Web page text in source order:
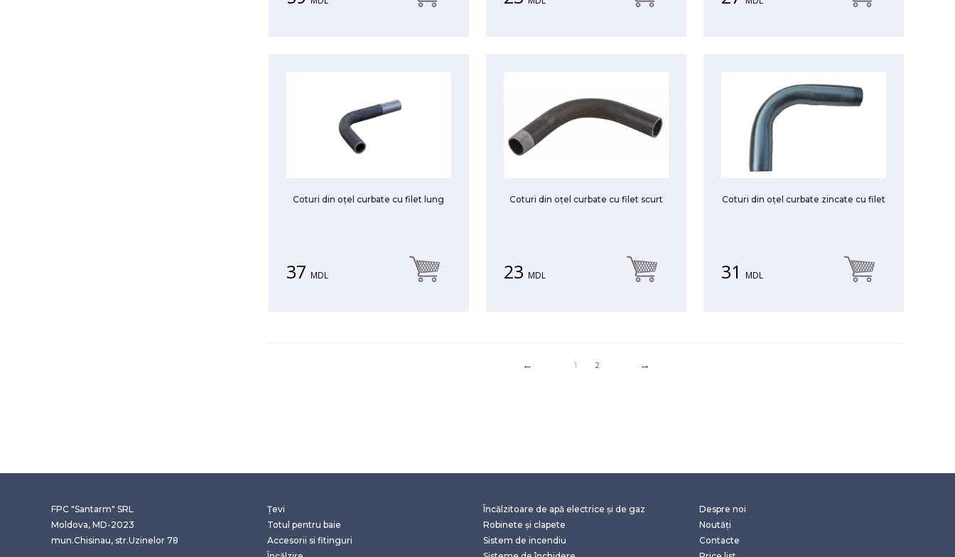
Coturi din oțel curbate cu filet lung
37 MDL
Coturi din oțel curbate cu filet scurt
23 MDL
Coturi din oțel curbate zincate cu filet
31 MDL
1 2
FPC "Santarm" SRL
Moldova, MD-2023
mun.Chisinau, str.Uzinelor 78
Țevi
Totul pentru baie
Accesorii si fitinguri
Încălzitoare de apă electrice și de gaz
Robinete și clapete
Sistem de incendiu
Despre noi
Noutăți
Contacte